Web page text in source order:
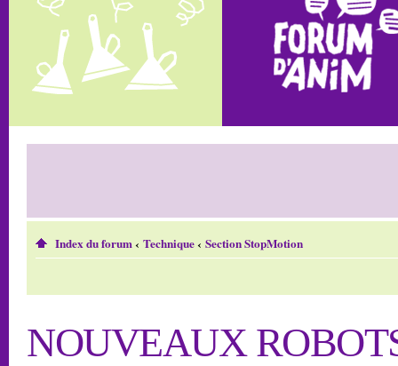
Index du forum‹ Technique‹ Section StopMotion
NOUVEAUX